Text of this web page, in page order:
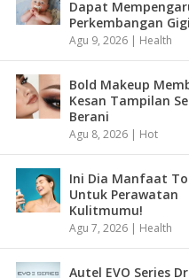
Dapat
Perkembangan Gigi
Agu 9, 2026 | Health
Bold Makeup
Kesan Tampilan
Berani
Agu 8, 2026 | Hot
Ini Dia Manfaat
Untuk Perawatan
Kulitmumu!
Agu 7, 2026 | Health
Autel EVO Series